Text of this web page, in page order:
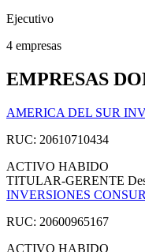
Ejecutivo
4 empresas
EMPRESAS
AMERICA DEL SUR
RUC: 20610710434
ACTIVO HABIDO
TITULAR-GERENTE
INVERSIONES
RUC: 20600965167
ACTIVO HABIDO